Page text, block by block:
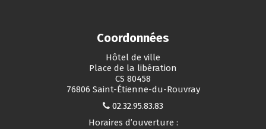
Coordonnées
Hôtel de ville
Place de la libération
CS 80458
76806 Saint-Étienne-du-Rouvray
02.32.95.83.83
Horaires d’ouverture :